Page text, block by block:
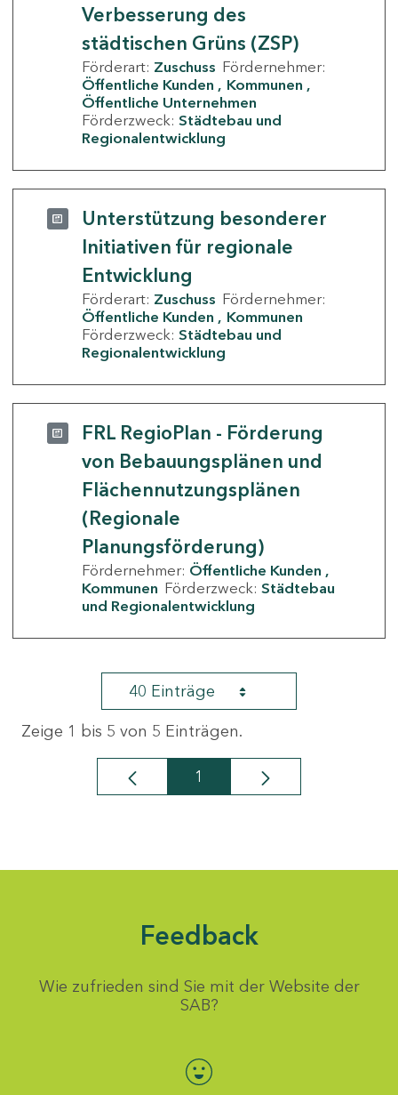
Verbesserung des
städtischen Grüns (ZSP)
Förderart: Zuschuss Fördernehmer:
Öffentliche Kunden
Kommunen
Öffentliche Unternehmen
Förderzweck: Städtebau und
Regionalentwicklung
Unterstützung besonderer
Initiativen für regionale
Entwicklung
Förderart: Zuschuss Fördernehmer:
Öffentliche Kunden
Kommunen
Förderzweck: Städtebau und
Regionalentwicklung
FRL RegioPlan - Förderung
von Bebauungsplänen und
Flächennutzungsplänen
(Regionale
Planungsförderung)
Fördernehmer: Öffentliche Kunden
Kommunen Förderzweck: Städtebau
und Regionalentwicklung
40 Einträge
Zeige 1 bis 5 von 5 Einträgen.
Seite
1
Feedback
Wie zufrieden sind Sie mit der Website der
SAB?
Bewertung auswählen